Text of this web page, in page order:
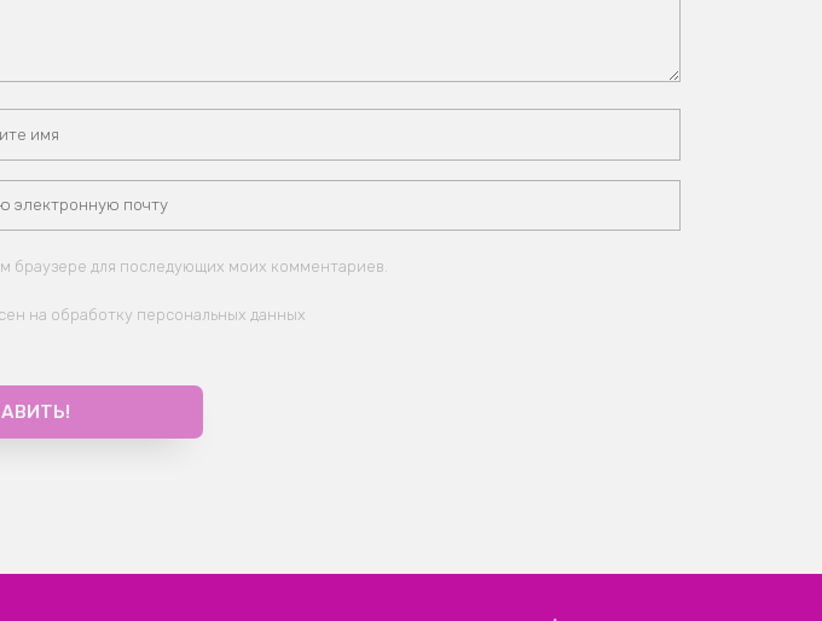
браузере для последующих моих комментариев.
на обработку персональных данных